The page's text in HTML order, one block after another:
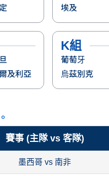
埃及
及利亞
K組
葡萄牙
烏茲別克
賽事 (主隊 vs 客隊)
墨西哥 vs 南非